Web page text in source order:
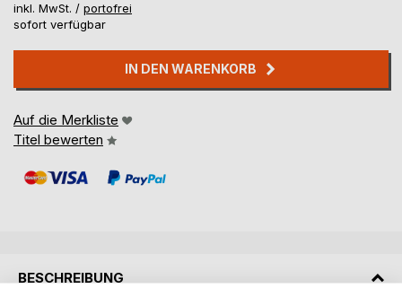
inkl. MwSt. / portofrei
sofort verfügbar
IN DEN WARENKORB
Auf die Merkliste
Titel bewerten
BESCHREIBUNG